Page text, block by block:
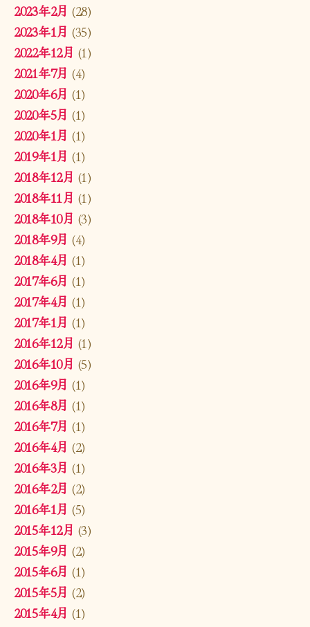
2023年2月 (28)
2023年1月 (35)
2022年12月 (1)
2021年7月 (4)
2020年6月 (1)
2020年5月 (1)
2020年1月 (1)
2019年1月 (1)
2018年12月 (1)
2018年11月 (1)
2018年10月 (3)
2018年9月 (4)
2018年4月 (1)
2017年6月 (1)
2017年4月 (1)
2017年1月 (1)
2016年12月 (1)
2016年10月 (5)
2016年9月 (1)
2016年8月 (1)
2016年7月 (1)
2016年4月 (2)
2016年3月 (1)
2016年2月 (2)
2016年1月 (5)
2015年12月 (3)
2015年9月 (2)
2015年6月 (1)
2015年5月 (2)
2015年4月 (1)